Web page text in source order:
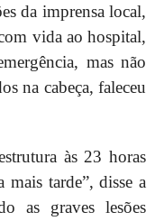
da imprensa local,
vida ao hospital,
mas não
na cabeça, faleceu
às 23 horas
tarde”, disse a
as graves lesões